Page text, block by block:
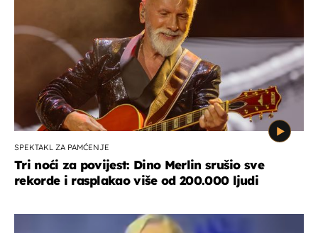
SPEKTAKL ZA PAMĆENJE
Tri noći za povijest: Dino Merlin srušio sve
rekorde i rasplakao više od 200.000 ljudi